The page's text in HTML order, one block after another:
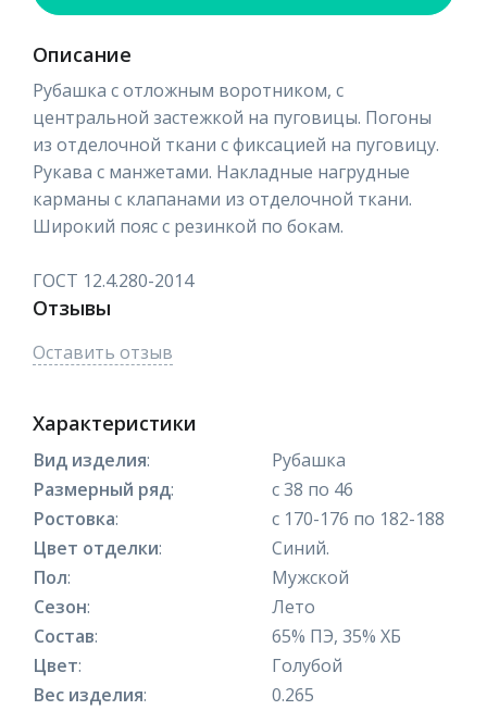
Описание
Рубашка с отложным воротником, с
центральной застежкой на пуговицы. Погоны
из отделочной ткани с фиксацией на пуговицу.
Рукава с манжетами. Накладные нагрудные
карманы с клапанами из отделочной ткани.
Широкий пояс с резинкой по бокам.
ГОСТ 12.4.280-2014
Отзывы
Оставить отзыв
Характеристики
Вид изделия:
Рубашка
Размерный ряд:
с 38 по 46
Ростовка:
с 170-176 по 182-188
Цвет отделки:
Синий.
Пол:
Мужской
Сезон:
Лето
Состав:
65% ПЭ, 35% ХБ
Цвет:
Голубой
Вес изделия:
0.265